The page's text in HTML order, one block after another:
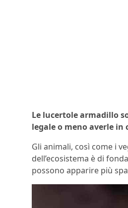
Le lucertole armadillo
legale o meno averle in
Gli animali, così come i
dell’ecosistema è di
possono apparire più